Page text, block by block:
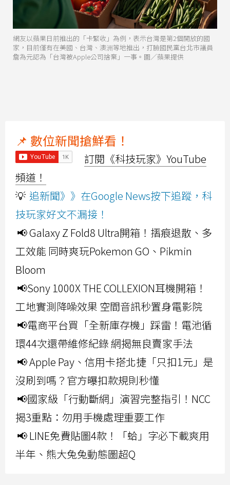
網友以蘋果日前推出的「卡緊收」為例，表示台灣是第2個開放的國
家，目前僅有在美國、台灣、澳洲等地推出，打臉國民黨台北市議員
詹為元認為「台灣被Apple公司捨棄」一事。圖／蘋果提供
📌 數位新聞搶鮮看！
訂閱《科技玩家》YouTube
頻道！
💡 追新聞》》在Google News按下追蹤，科
技玩家好文不漏接！
📢 Galaxy Z Fold8 Ultra開箱！摺痕退散、多
工效能 同時爽玩Pokemon GO、Pikmin
Bloom
📢Sony 1000X THE COLLEXION耳機開箱！
工地實測降噪效果 空間音訊秒置身電影院
📢電商平台買「全新庫存機」踩雷！電池循
環44次還帶維修紀錄 網揭無良賣家手法
📢 Apple Pay、信用卡搭北捷「只扣1元」是
沒刷到嗎？官方曝扣款規則秒懂
📢國家級「行動斷網」演習完整指引！NCC
揭3重點：勿用手機處理重要工作
📢 LINE免費貼圖4款！「蛤」字必下載爽用
半年、熊大兔兔動態圖超Q